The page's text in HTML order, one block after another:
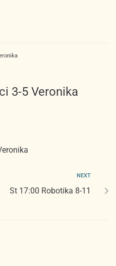
3-5 Veronika
NEXT
St 17:00 Robotika 8-11